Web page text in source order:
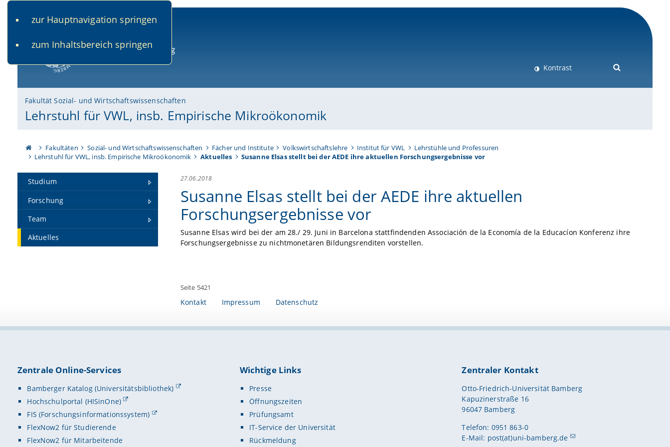
zur Hauptnavigation springen
zum Inhaltsbereich springen
Kontrast
Fakultät Sozial- und Wirtschaftswissenschaften
Lehrstuhl für VWL, insb. Empirische Mikroökonomik
Fakultäten Sozial- und Wirtschaftswissenschaften Fächer und Institute Volkswirtschaftslehre Institut für VWL
Lehrstühle und Professuren
Lehrstuhl für VWL, insb. Empirische Mikroökonomik
Aktuelles Susanne Elsas stellt bei der AEDE ihre aktuellen Forschungsergebnisse vor
Studium
Forschung
Team
Aktuelles
27.06.2018
Susanne Elsas stellt bei der AEDE ihre aktuellen
Forschungsergebnisse vor
Susanne Elsas wird bei der am 28./ 29. Juni in Barcelona stattfindenden Associación de la Economía de la Educacíon Konferenz ihre
Forschungsergebnisse zu nichtmonetären Bildungsrenditen vorstellen.
Seite 5421
Kontakt Impressum Datenschutz
Zentrale Online-Services
Bamberger Katalog (Universitätsbibliothek)
Hochschulportal (HISinOne)
FIS (Forschungsinformationssystem)
FlexNow2 für Studierende
FlexNow2 für Mitarbeitende
Wichtige Links
Presse
Öffnungszeiten
Prüfungsamt
IT-Service der Universität
Rückmeldung
Zentraler Kontakt
Otto-Friedrich-Universität Bamberg
Kapuzinerstraße 16
96047 Bamberg
Telefon: 0951 863-0
E-Mail: post(at)uni-bamberg.de